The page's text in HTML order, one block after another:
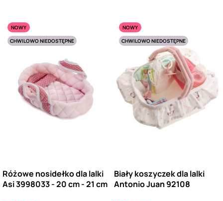
NOWY
CHWILOWO NIEDOSTĘPNE
Różowe nosidełko dla lalki
Asi 3998033 - 20 cm - 21 cm
NOWY
CHWILOWO NIEDOSTĘPNE
Biały koszyczek dla lalki
Antonio Juan 92108